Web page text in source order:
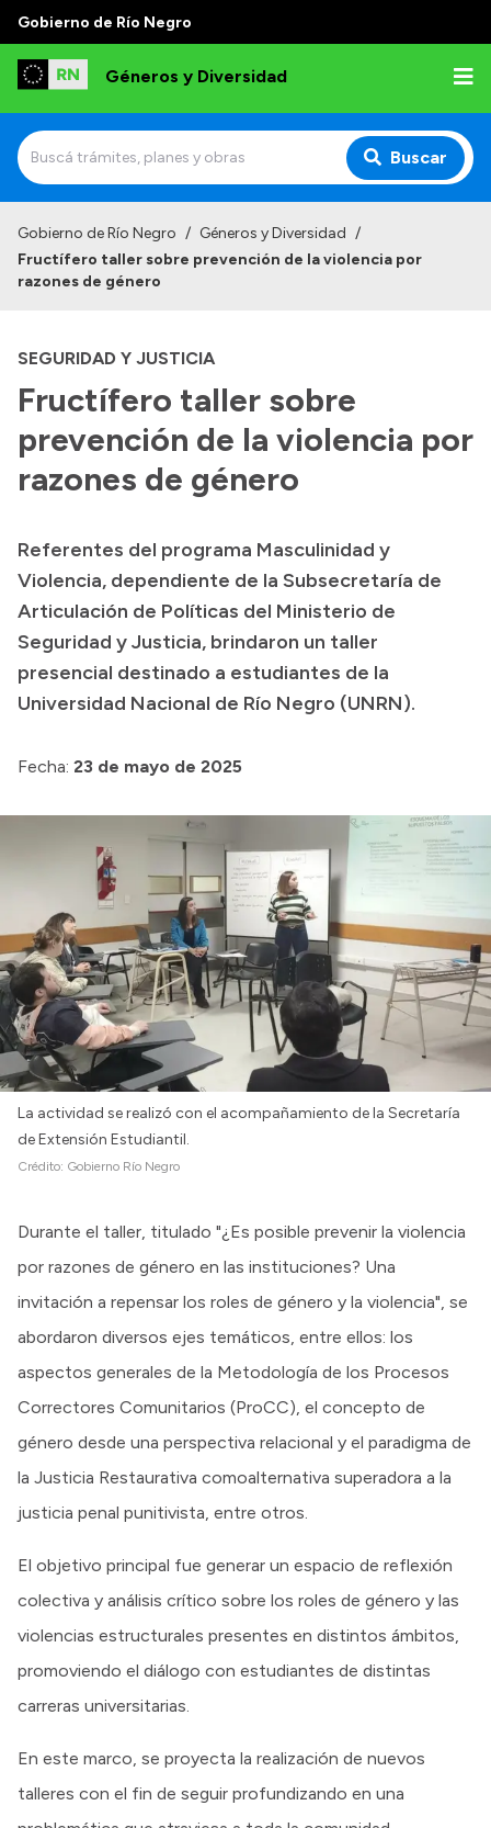
Gobierno de Río Negro
Géneros y Diversidad
Buscar
Institucional
Programas y capacitaciones
Observatorio
Normativa
Presupuesto
Boletín Oficial
Compras y licitaciones
Consulta de expedientes
Consulta de pago a proveedores
Login
Gobierno de Río Negro / Géneros y Diversidad /
Fructífero taller sobre prevención de la violencia por
razones de género
SEGURIDAD Y JUSTICIA
Fructífero taller sobre
prevención de la violencia por
razones de género
Referentes del programa Masculinidad y
Violencia, dependiente de la Subsecretaría de
Articulación de Políticas del Ministerio de
Seguridad y Justicia, brindaron un taller
presencial destinado a estudiantes de la
Universidad Nacional de Río Negro (UNRN).
Fecha: 23 de mayo de 2025
La actividad se realizó con el acompañamiento de la Secretaría
de Extensión Estudiantil.
Crédito: Gobierno Río Negro
Durante el taller, titulado "¿Es posible prevenir la violencia
por razones de género en las instituciones? Una
invitación a repensar los roles de género y la violencia", se
abordaron diversos ejes temáticos, entre ellos: los
aspectos generales de la Metodología de los Procesos
Correctores Comunitarios (ProCC), el concepto de
género desde una perspectiva relacional y el paradigma de
la Justicia Restaurativa comoalternativa superadora a la
justicia penal punitivista, entre otros.
El objetivo principal fue generar un espacio de reflexión
colectiva y análisis crítico sobre los roles de género y las
violencias estructurales presentes en distintos ámbitos,
promoviendo el diálogo con estudiantes de distintas
carreras universitarias.
En este marco, se proyecta la realización de nuevos
talleres con el fin de seguir profundizando en una